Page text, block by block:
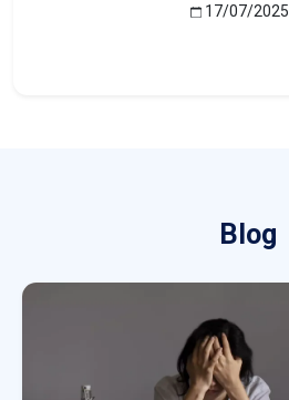
17/07/2025
Blog